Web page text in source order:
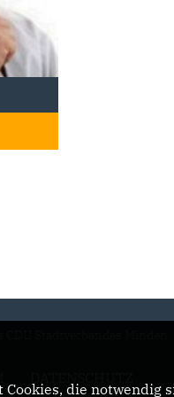
Cookies, die